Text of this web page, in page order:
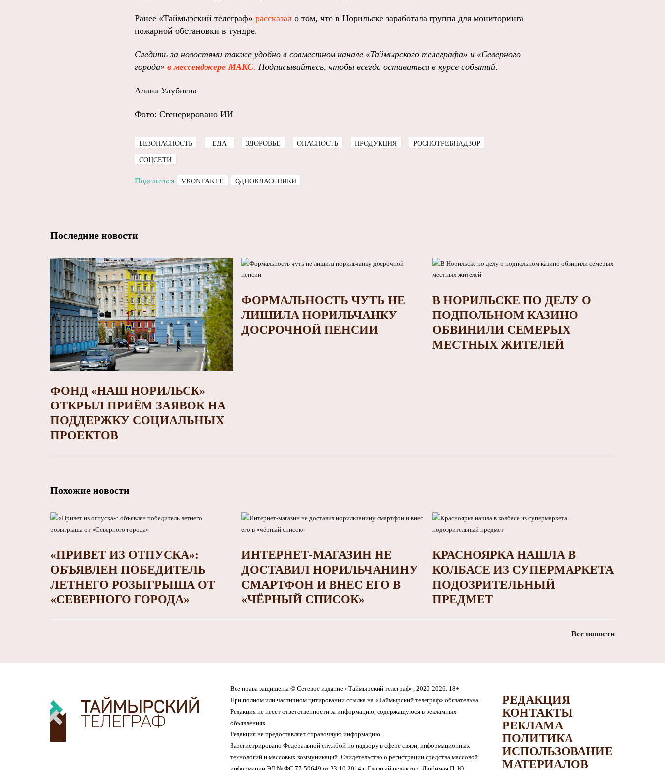
Ранее «Таймырский телеграф» рассказал о том, что в Норильске заработала группа для мониторинга
пожарной обстановки в тундре.
Следить за новостями также удобно в совместном канале «Таймырского телеграфа» и «Северного
города» в мессенджере MAКС. Подписывайтесь, чтобы всегда оставаться в курсе событий.
Алана Улубиева
Фото: Сгенерировано ИИ
БЕЗОПАСНОСТЬ ЕДА ЗДОРОВЬЕ ОПАСНОСТЬ ПРОДУКЦИЯ РОСПОТРЕБНАДЗОР
СОЦСЕТИ
Поделиться VKONTAKTE ОДНОКЛАССНИКИ
Последние новости
ФОНД «НАШ НОРИЛЬСК»
ОТКРЫЛ ПРИЁМ ЗАЯВОК НА
ПОДДЕРЖКУ СОЦИАЛЬНЫХ
ПРОЕКТОВ
ФОРМАЛЬНОСТЬ ЧУТЬ НЕ
ЛИШИЛА НОРИЛЬЧАНКУ
ДОСРОЧНОЙ ПЕНСИИ
В НОРИЛЬСКЕ ПО ДЕЛУ О
ПОДПОЛЬНОМ КАЗИНО
ОБВИНИЛИ СЕМЕРЫХ
МЕСТНЫХ ЖИТЕЛЕЙ
Похожие новости
«ПРИВЕТ ИЗ ОТПУСКА»:
ОБЪЯВЛЕН ПОБЕДИТЕЛЬ
ЛЕТНЕГО РОЗЫГРЫША ОТ
«СЕВЕРНОГО ГОРОДА»
ИНТЕРНЕТ-МАГАЗИН НЕ
ДОСТАВИЛ НОРИЛЬЧАНИНУ
СМАРТФОН И ВНЕС ЕГО В
«ЧЁРНЫЙ СПИСОК»
КРАСНОЯРКА НАШЛА В
КОЛБАСЕ ИЗ СУПЕРМАРКЕТА
ПОДОЗРИТЕЛЬНЫЙ
ПРЕДМЕТ
Все новости
Все права защищены © Сетевое издание «Таймырский телеграф», 2020-2026. 18+
При полном или частичном цитировании ссылка на «Таймырский телеграф» обязательна.
Редакция не несет ответственности за информацию, содержащуюся в рекламных
объявлениях.
Редакция не предоставляет справочную информацию.
Зарегистрировано Федеральной службой по надзору в сфере связи, информационных
технологий и массовых коммуникаций. Свидетельство о регистрации средства массовой
информации ЭЛ № ФС 77-59649 от 23.10.2014 г. Главный редактор: Любимая П. Ю.
РЕДАКЦИЯ
КОНТАКТЫ
РЕКЛАМА
ПОЛИТИКА
ИСПОЛЬЗОВАНИЕ
МАТЕРИАЛОВ